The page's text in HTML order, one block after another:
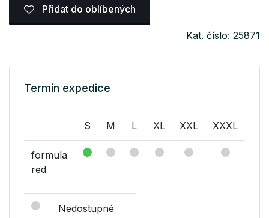
Přidat do oblíbených
Kat. číslo: 25871
Termín expedice
S M L XL XXL XXXL
formula
red
Nedostupné